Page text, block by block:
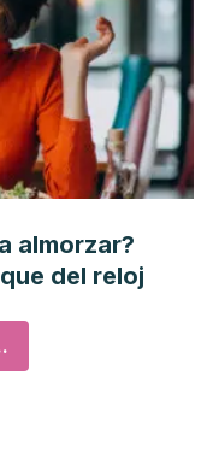
almorzar?
del reloj